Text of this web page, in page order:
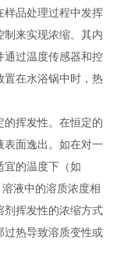
样品处理过程中发挥
来实现浓缩。其内
通过温度传感器和控
置在水浴锅中时，热
挥发性。在恒定的
表面逸出。如在对一
宜的温度下（如
液中的溶质浓度相
剂挥发性的浓缩方式
过热导致溶质变性或